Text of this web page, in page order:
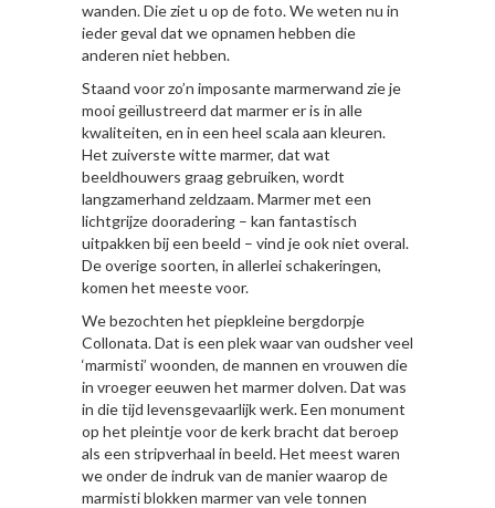
wanden. Die ziet u op de foto. We weten nu in
ieder geval dat we opnamen hebben die
anderen niet hebben.
Staand voor zo’n imposante marmerwand zie je
mooi geïllustreerd dat marmer er is in alle
kwaliteiten, en in een heel scala aan kleuren.
Het zuiverste witte marmer, dat wat
beeldhouwers graag gebruiken, wordt
langzamerhand zeldzaam. Marmer met een
lichtgrijze dooradering – kan fantastisch
uitpakken bij een beeld – vind je ook niet overal.
De overige soorten, in allerlei schakeringen,
komen het meeste voor.
We bezochten het piepkleine bergdorpje
Collonata. Dat is een plek waar van oudsher veel
‘marmisti’ woonden, de mannen en vrouwen die
in vroeger eeuwen het marmer dolven. Dat was
in die tijd levensgevaarlijk werk. Een monument
op het pleintje voor de kerk bracht dat beroep
als een stripverhaal in beeld. Het meest waren
we onder de indruk van de manier waarop de
marmisti blokken marmer van vele tonnen